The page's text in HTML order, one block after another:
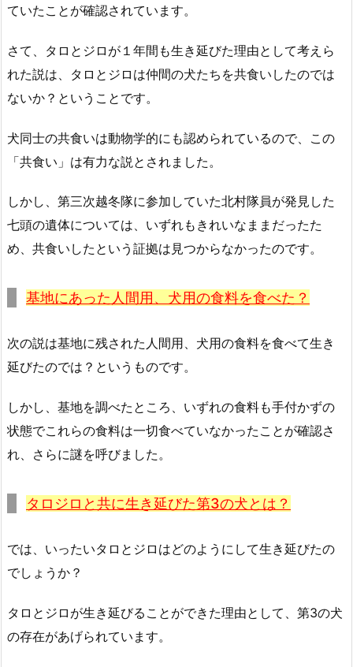
ていたことが確認されています。
さて、タロとジロが１年間も生き延びた理由として考えら
れた説は、タロとジロは仲間の犬たちを共食いしたのでは
ないか？ということです。
犬同士の共食いは動物学的にも認められているので、この
「共食い」は有力な説とされました。
しかし、第三次越冬隊に参加していた北村隊員が発見した
七頭の遺体については、いずれもきれいなままだったた
め、共食いしたという証拠は見つからなかったのです。
基地にあった人間用、犬用の食料を食べた？
次の説は基地に残された人間用、犬用の食料を食べて生き
延びたのでは？というものです。
しかし、基地を調べたところ、いずれの食料も手付かずの
状態でこれらの食料は一切食べていなかったことが確認さ
れ、さらに謎を呼びました。
タロジロと共に生き延びた第3の犬とは？
では、いったいタロとジロはどのようにして生き延びたの
でしょうか？
タロとジロが生き延びることができた理由として、第3の犬
の存在があげられています。